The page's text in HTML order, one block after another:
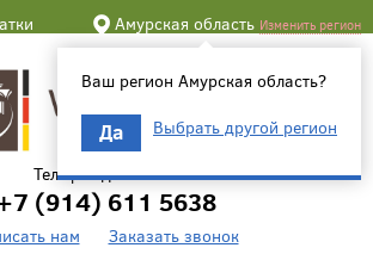
Амурская область Изменить регион
Ваш регион Амурская область?
Да Выбрать другой регион
Телефон для связи
(914) 611 5638
нам Заказать звонок